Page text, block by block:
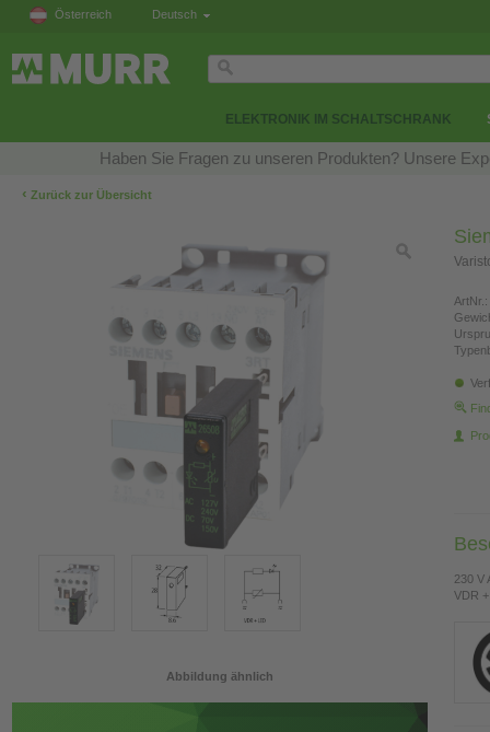
Österreich Deutsch
ELEKTRONIK IM SCHALTSCHRANK
Haben Sie Fragen zu unseren Produkten? Unsere
‹ Zurück zur Übersicht
Abbildung ähnlich
ArtNr.:
230 V
VDR